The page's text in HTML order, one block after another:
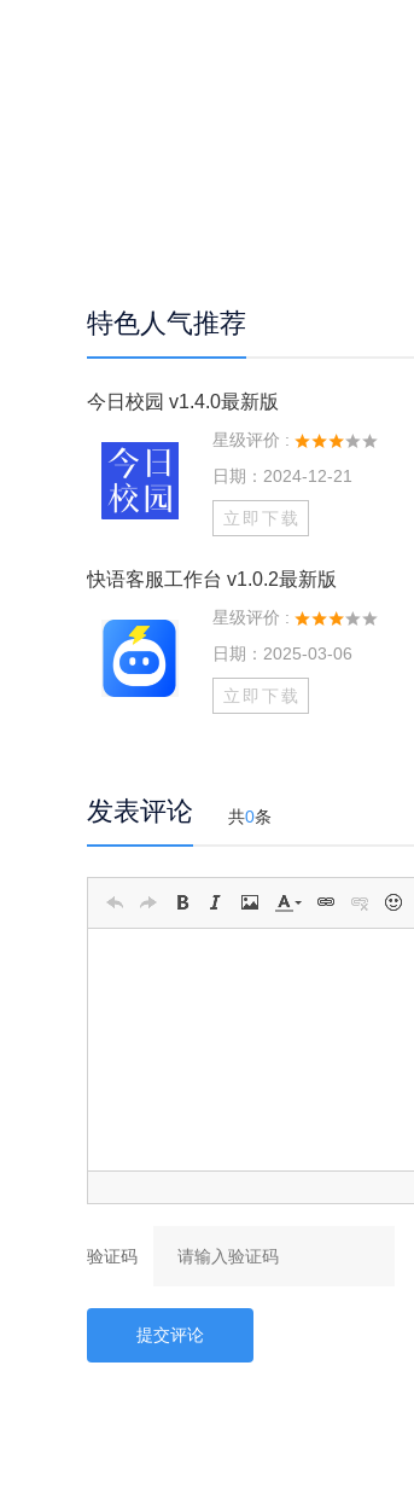
特色人气推荐
今日校园 v1.4.0最新版
星级评价 :
日期：2024-12-21
立即下载
快语客服工作台 v1.0.2最新版
星级评价 :
日期：2025-03-06
立即下载
发表评论 共0条
验证码
提交评论